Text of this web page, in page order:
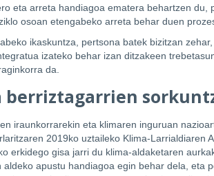
eta arreta handiagoa ematera behartzen
osoan etengabeko arreta behar duen
ikaskuntza, pertsona batek bizitzan
izateko behar izan ditzakeen
da.
berriztagarrien
iraunkorrarekin eta klimaren inguruan
2019ko uztaileko Klima-Larrialdiaren
erkidego gisa jarri du klima-aldaketaren
aldeko apustu handiagoa egin behar dela, eta